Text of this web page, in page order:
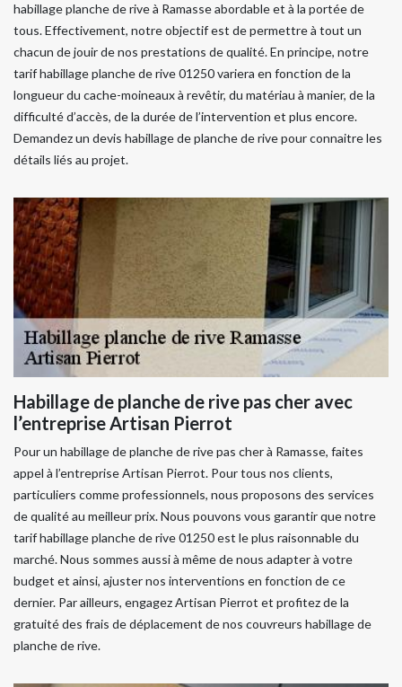
habillage planche de rive à Ramasse abordable et à la portée de
tous. Effectivement, notre objectif est de permettre à tout un
chacun de jouir de nos prestations de qualité. En principe, notre
tarif habillage planche de rive 01250 variera en fonction de la
longueur du cache-moineaux à revêtir, du matériau à manier, de la
difficulté d’accès, de la durée de l’intervention et plus encore.
Demandez un devis habillage de planche de rive pour connaitre les
détails liés au projet.
Habillage de planche de rive pas cher avec
l’entreprise Artisan Pierrot
Pour un habillage de planche de rive pas cher à Ramasse, faites
appel à l’entreprise Artisan Pierrot. Pour tous nos clients,
particuliers comme professionnels, nous proposons des services
de qualité au meilleur prix. Nous pouvons vous garantir que notre
tarif habillage planche de rive 01250 est le plus raisonnable du
marché. Nous sommes aussi à même de nous adapter à votre
budget et ainsi, ajuster nos interventions en fonction de ce
dernier. Par ailleurs, engagez Artisan Pierrot et profitez de la
gratuité des frais de déplacement de nos couvreurs habillage de
planche de rive.